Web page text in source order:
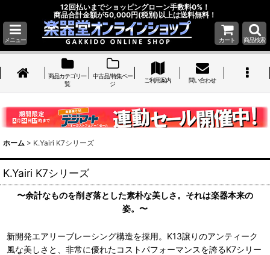
12回払いまでショッピングローン手数料0%！
商品合計金額が50,000円(税別)以上は送料無料！
メニュー カート 商品検索
商品カテゴリ一
覧
中古品/特集ペー
ジ
ご利用案内 問い合わせ
ホーム > K.Yairi K7シリーズ
K.Yairi K7シリーズ
〜余計なものを削ぎ落とした素朴な美しさ。それは楽器本来の
姿。〜
新開発エアリーブレーシング構造を採用。K13譲りのアンティーク
風な美しさと、非常に優れたコストパフォーマンスを誇るK7シリー